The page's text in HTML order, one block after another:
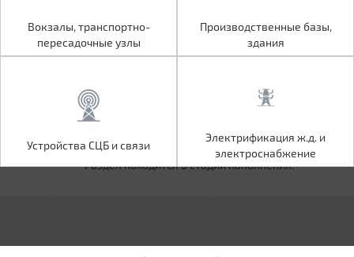
Вокзалы, транспортно-
пересадочные узлы
Производственные базы,
Электрификация ж.д. и
электроснабжение
Вокзалы, транспортно-
пересадочные узлы
Производственные базы,
здания
Устройства СЦБ и связи
Электрификация ж.д. и
электроснабжение
Раздел находится в стадии наполнения.